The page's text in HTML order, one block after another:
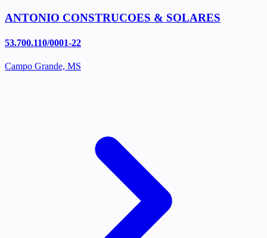
ANTONIO CONSTRUCOES & SOLARES
53.700.110/0001-22
Campo Grande, MS